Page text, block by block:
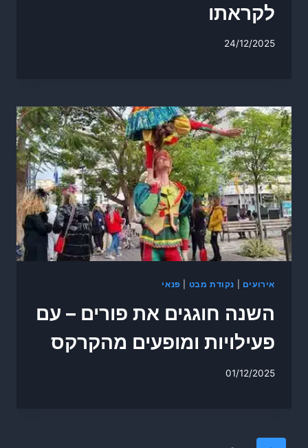
לקראתו
24/12/2025
אירועים נקודת מבט פנאי
השנה חוגגים את פורים – עם
פעילויות ומופעים מהקרקס
01/12/2025